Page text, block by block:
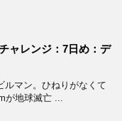
ャレンジ：7日め：デ
ルマン。ひねりがなくて
が地球滅亡 ...